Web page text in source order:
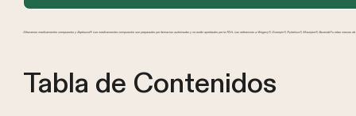
Ofrecemos medicamentos compuestos y Zepbound®. Los medicamentos compuestos son preparados por farmacias autorizadas y no están aprobados por la FDA. Las referencias a Wegovy®, Ozempic®, Rybelsus®, Mounjaro®, Saxenda® u otras marcas
Tabla de Contenidos